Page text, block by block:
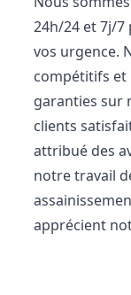
24h/24 et 7j/
vos urgence.
compétitifs et
garanties sur
clients
attribué des
notre travail
apprécient